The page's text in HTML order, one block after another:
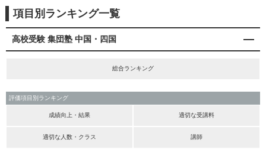
項目別ランキング一覧
高校受験 集団塾 中国・四国
総合ランキング
評価項目別ランキング
成績向上・結果 適切な受講料
適切な人数・クラス 講師